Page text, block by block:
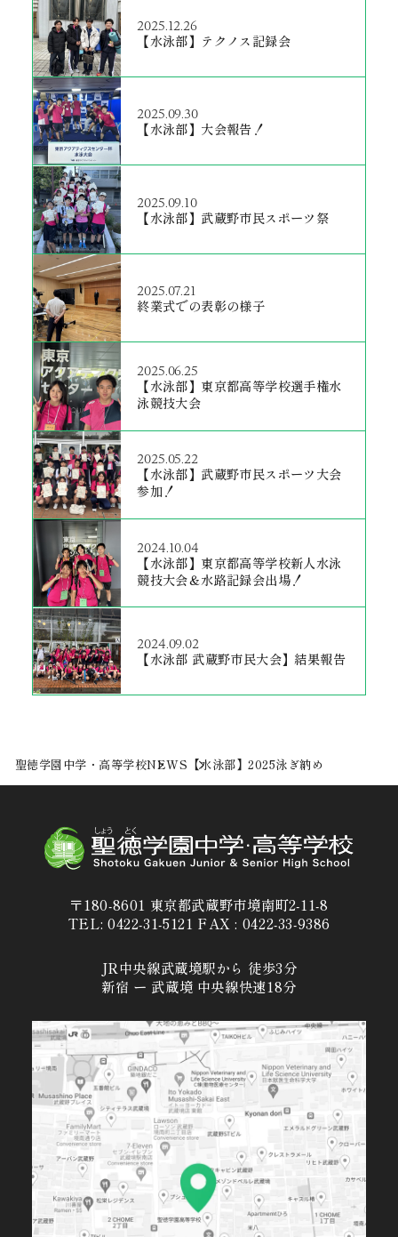
2025.12.26
【水泳部】テクノス記録会
2025.09.30
【水泳部】大会報告！
2025.09.10
【水泳部】武蔵野市民スポーツ祭
2025.07.21
終業式での表彰の様子
2025.06.25
【水泳部】東京都高等学校選手権水
泳競技大会
2025.05.22
【水泳部】武蔵野市民スポーツ大会
参加！
2024.10.04
【水泳部】東京都高等学校新人水泳
競技大会＆水路記録会出場！
2024.09.02
【水泳部 武蔵野市民大会】結果報告
聖徳学園中学・高等学校NEWS 【水泳部】2025泳ぎ納め
〒180-8601 東京都武蔵野市境南町2-11-8
TEL: 0422-31-5121 FAX : 0422-33-9386
JR中央線武蔵境駅から 徒歩3分
新宿 ー 武蔵境 中央線快速18分